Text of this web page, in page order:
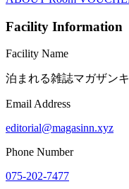
Facility Information
Facility Name
泊まれる雑誌マガザン
Email Address
editorial@magasinn.xyz
Phone Number
075-202-7477